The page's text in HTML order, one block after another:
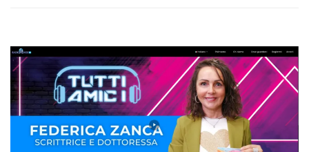
l
a
n
a
v
i